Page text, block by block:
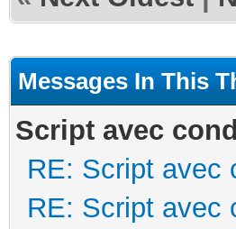
Fenêtre
Fenêtre
Messages In This
Script avec
RE: Script avec
RE: Script avec